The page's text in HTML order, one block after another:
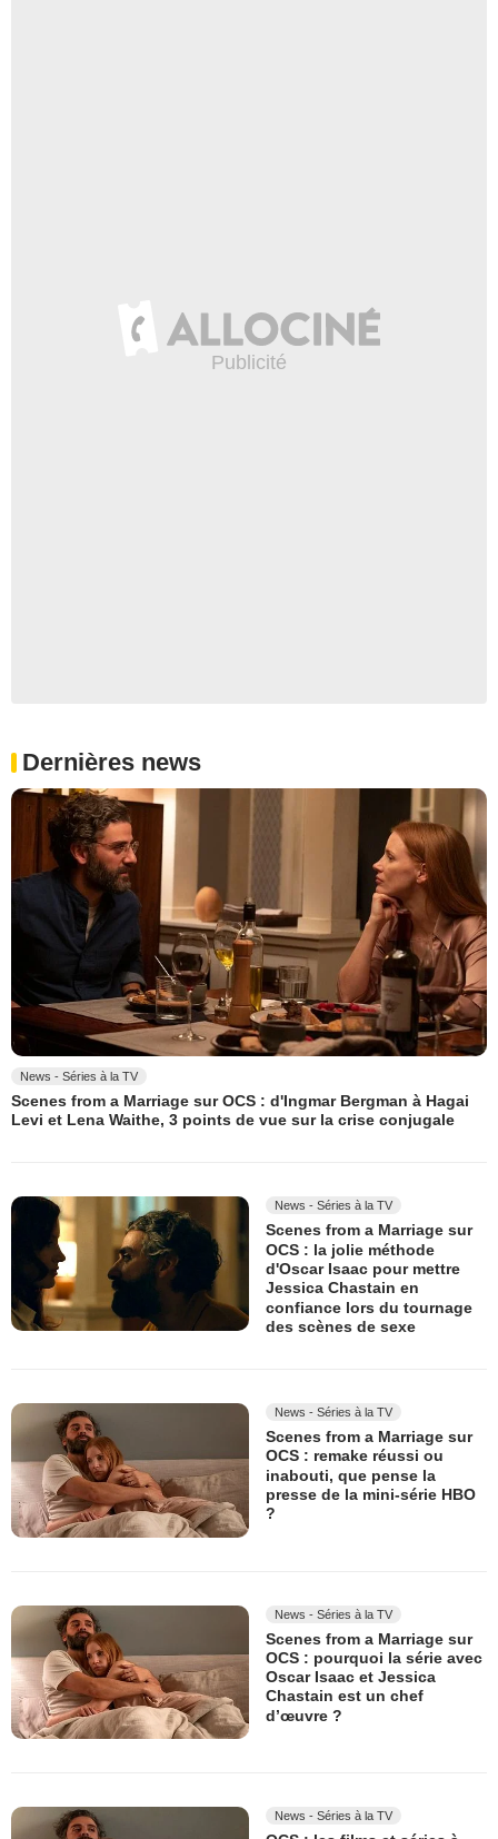
Dernières news
News - Séries à la TV
Scenes from a Marriage sur OCS : d'Ingmar Bergman à Hagai
Levi et Lena Waithe, 3 points de vue sur la crise conjugale
News - Séries à la TV
Scenes from a Marriage sur
OCS : la jolie méthode
d'Oscar Isaac pour mettre
Jessica Chastain en
confiance lors du tournage
des scènes de sexe
News - Séries à la TV
Scenes from a Marriage sur
OCS : remake réussi ou
inabouti, que pense la
presse de la mini-série HBO
?
News - Séries à la TV
Scenes from a Marriage sur
OCS : pourquoi la série avec
Oscar Isaac et Jessica
Chastain est un chef
d’œuvre ?
News - Séries à la TV